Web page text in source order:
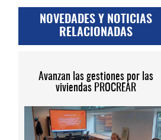
NOVEDADES Y NOTICIAS
RELACIONADAS
Avanzan las gestiones por las
viviendas PROCREAR